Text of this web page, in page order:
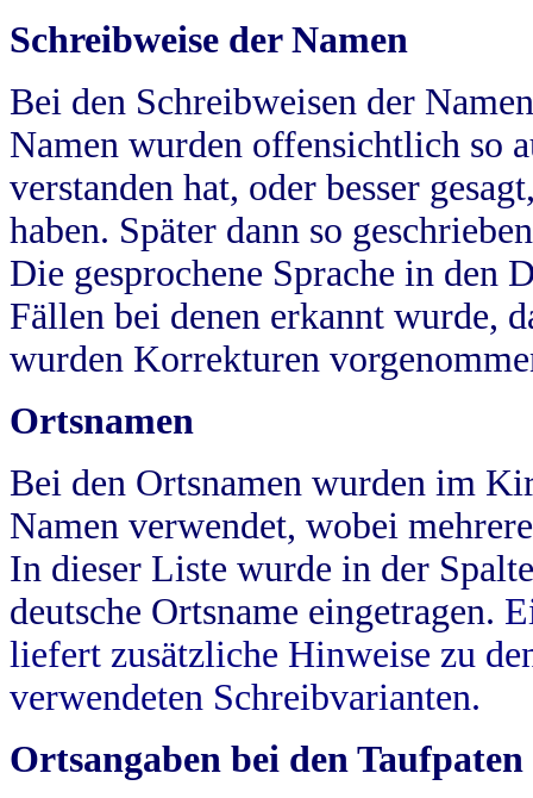
Schreibweise der Namen
Bei den Schreibweisen der
Namen wurden offensichtlich so
verstanden hat, oder besser
haben. Später dann so
Die gesprochene Sprache in
Fällen bei denen erkannt wurde,
wurden Korrekturen
Ortsnamen
Bei den Ortsnamen wurden im
Namen verwendet, wobei
In dieser Liste wurde in der
deutsche Ortsname eingetragen.
liefert zusätzliche Hinweise zu
verwendeten Schreibvarianten.
Ortsangaben bei den Taufpaten